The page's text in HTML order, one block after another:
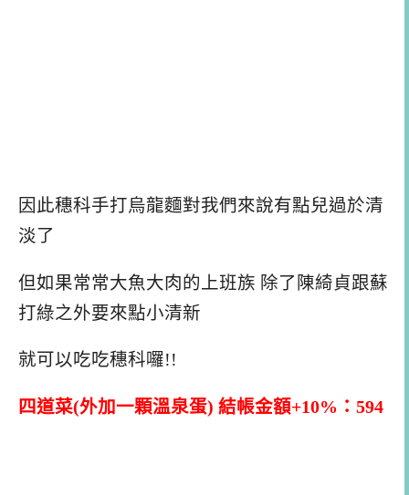
因此穗科手打烏龍麵對我們來說有點兒過於清
淡了
但如果常常大魚大肉的上班族 除了陳綺貞跟蘇
打綠之外要來點小清新
就可以吃吃穗科囉!!
四道菜(外加一顆溫泉蛋) 結帳金額+10%：594